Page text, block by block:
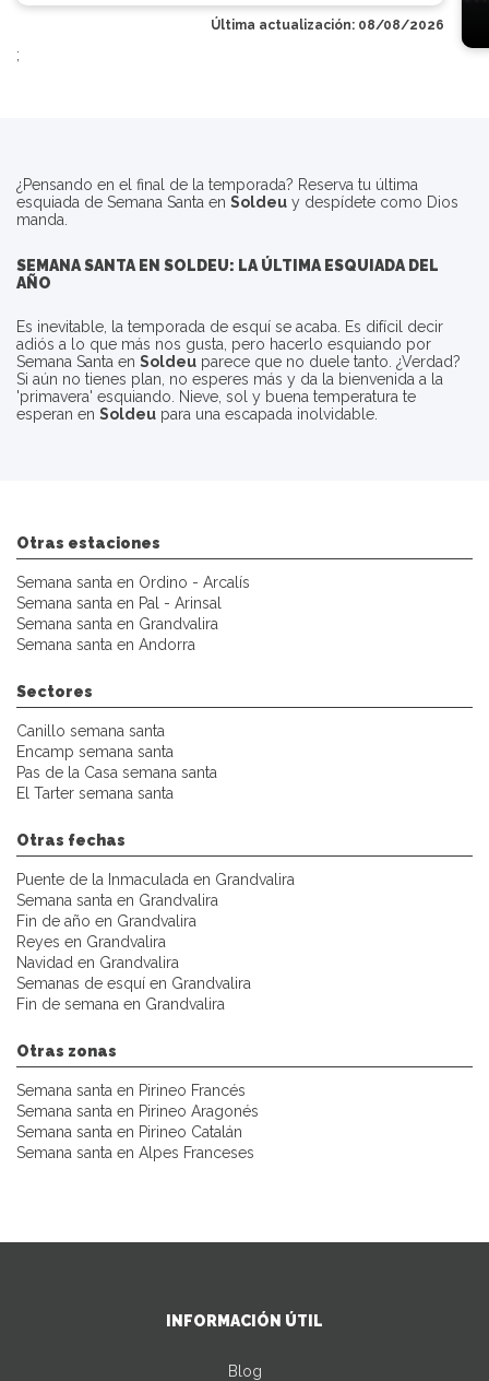
Última actualización: 08/08/2026
;
¿Pensando en el final de la temporada? Reserva tu última
esquiada de Semana Santa en Soldeu y despídete como Dios
manda.
SEMANA SANTA EN SOLDEU: LA ÚLTIMA ESQUIADA DEL
AÑO
Es inevitable, la temporada de esquí se acaba. Es difícil decir
adiós a lo que más nos gusta, pero hacerlo esquiando por
Semana Santa en Soldeu parece que no duele tanto. ¿Verdad?
Si aún no tienes plan, no esperes más y da la bienvenida a la
'primavera' esquiando. Nieve, sol y buena temperatura te
esperan en Soldeu para una escapada inolvidable.
Otras estaciones
Semana santa en Ordino - Arcalís
Semana santa en Pal - Arinsal
Semana santa en Grandvalira
Semana santa en Andorra
Sectores
Canillo semana santa
Encamp semana santa
Pas de la Casa semana santa
El Tarter semana santa
Otras fechas
Puente de la Inmaculada en Grandvalira
Semana santa en Grandvalira
Fin de año en Grandvalira
Reyes en Grandvalira
Navidad en Grandvalira
Semanas de esquí en Grandvalira
Fin de semana en Grandvalira
Otras zonas
Semana santa en Pirineo Francés
Semana santa en Pirineo Aragonés
Semana santa en Pirineo Catalán
Semana santa en Alpes Franceses
INFORMACIÓN ÚTIL
Blog